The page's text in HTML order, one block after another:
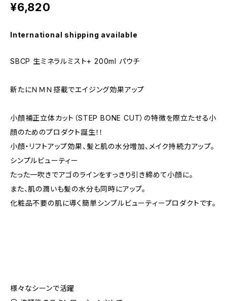
¥6,820
International shipping available
SBCP 生ミネラルミスト+ 200ml パウチ
新たにＮＭＮ搭載でエイジング効果アップ
小顔補正立体カット（STEP BONE CUT）の特徴を際立たせる小
顔のためのプロダクト誕生！！
小顔・リフトアップ効果、髪と肌の水分増加、メイク持続力アップ。
シンプルビューティー
たった一吹きでアゴのラインをすっきり引き締めて小顔に。
また、肌の潤いも髪の水分も同時にアップ。
化粧品不要の肌に導く簡単シンプルビューティープロダクトです。
様々なシーンで活躍